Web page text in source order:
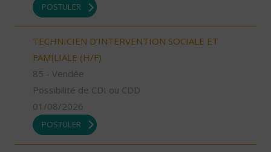
POSTULER
TECHNICIEN D’INTERVENTION SOCIALE ET
FAMILIALE (H/F)
85 - Vendée
Possibilité de CDI ou CDD
01/08/2026
POSTULER